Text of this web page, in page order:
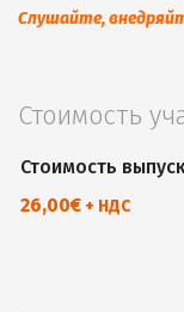
Слушайте,
Стоимость
Стоимость
26,00€ + НДС